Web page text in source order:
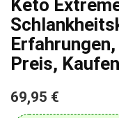
Keto
Preis,
69,95 €